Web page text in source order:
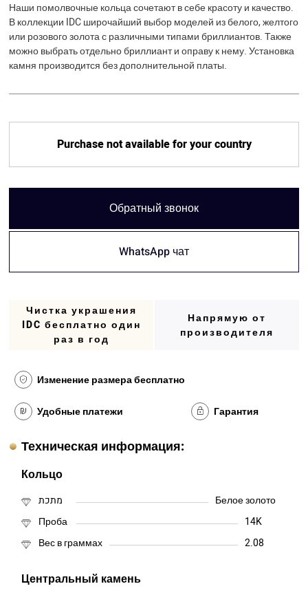
Наши помолвочные кольца сочетают в себе красоту и качество.
В коллекции IDC широчайший выбор моделей из белого, желтого
или розового золота с различными типами бриллиантов. Также
можно выбрать отдельно бриллиант и оправу к нему. Установка
камня производится без дополнительной платы.
Purchase not available for your country
Обратный звонок
WhatsApp чат
Чистка украшения
IDC бесплатно один
раз в год
Напрямую от
производителя
Изменение размера бесплатно
Удобные платежи Гарантия
Техническая информация:
Кольцо
מתכת
Белое золото
Проба
14K
Вес в граммах
2.08
Центральный камень